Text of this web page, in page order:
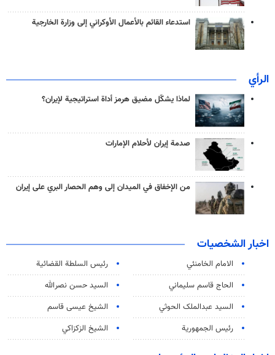
استدعاء القائم بالأعمال الأوكراني إلى وزارة الخارجية
الرأي
لماذا يشكّل مضيق هرمز أداة استراتيجية لإيران؟
صدمة إيران لأحلام الإمارات
من الإخفاق في الميدان إلى وهم الحصار البري على إيران
اخبار الشخصيات
الامام الخامنئي
رئیس السلطة القضائیة
الحاج قاسم سليماني
السيد حسن نصرالله
السید عبدالملک الحوثي
الشيخ عيسى قاسم
رئيس الجمهورية
الشيخ الزكزاكي